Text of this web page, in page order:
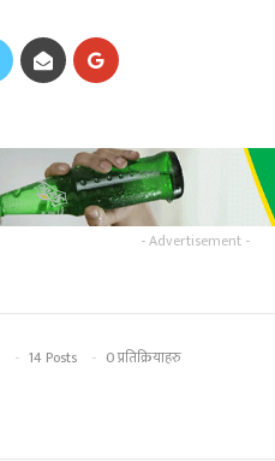
- Advertisement -
14 Posts 0 प्रतिक्रियाहरु